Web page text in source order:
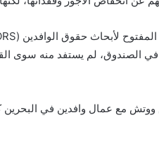
الصندوق، لم يستفد منه سوى
مع عمال وافدين في البحرين